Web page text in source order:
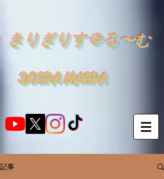
きりぎりす＠る〜む
DOGRA MAGRA
記事